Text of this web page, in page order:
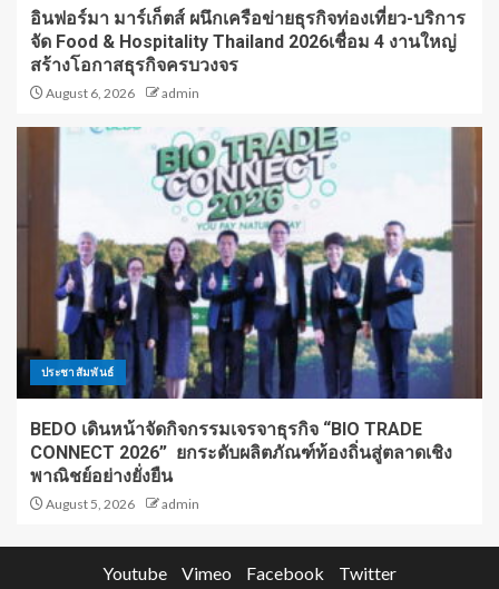
อินฟอร์มา มาร์เก็ตส์ ผนึกเครือข่ายธุรกิจท่องเที่ยว-บริการ
จัด Food & Hospitality Thailand 2026เชื่อม 4 งานใหญ่
สร้างโอกาสธุรกิจครบวงจร
August 6, 2026 admin
ประชาสัมพันธ์
BEDO เดินหน้าจัดกิจกรรมเจรจาธุรกิจ “BIO TRADE
CONNECT 2026” ยกระดับผลิตภัณฑ์ท้องถิ่นสู่ตลาดเชิง
พาณิชย์อย่างยั่งยืน
August 5, 2026 admin
Youtube Vimeo Facebook Twitter